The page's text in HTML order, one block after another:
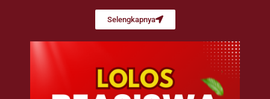
Selengkapnya